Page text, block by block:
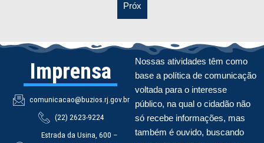
Próx
Imprensa
comunicacao@buzios.rj.gov.br
(22) 2623-9224
Estrada da Usina, 600 –
Nossas atividades têm como
base a política de comunicação
voltada para o interesse
público, na qual o cidadão não
só recebe informações, mas
também é ouvido, buscando